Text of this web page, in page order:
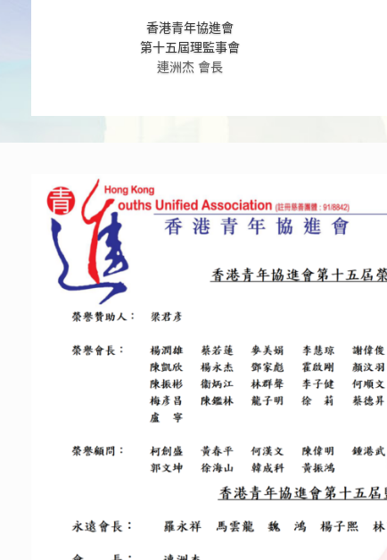
香港青年協進會
第十五屆理監事會
連洲杰 會長